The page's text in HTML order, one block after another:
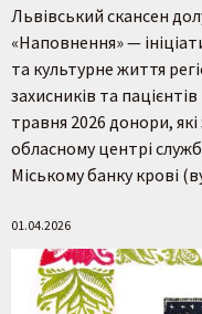
Львівський скансен
«Наповнення» —
та культурне життя
захисників та
травня 2026 донори,
обласному центрі
Міському банку крові
01.04.2026